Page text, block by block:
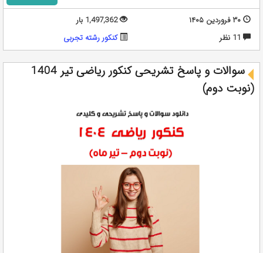
۳۰ فروردین ۱۴۰۵
1,497,362 بار
11 نظر
کنکور رشته تجربی
سوالات و پاسخ تشریحی کنکور ریاضی تیر 1404
(نوبت دوم)